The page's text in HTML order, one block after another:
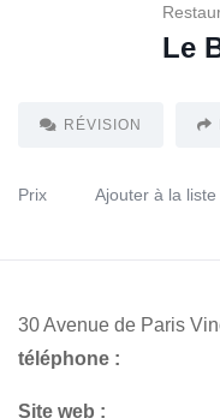
Le
RÉVISION
Prix Ajouter à la
30 Avenue de Paris
téléphone :
Site web :